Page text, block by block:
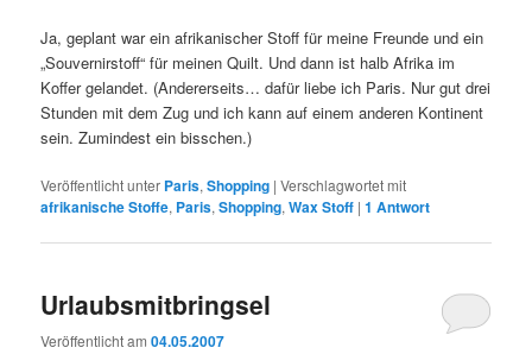
Ja, geplant war ein afrikanischer Stoff für meine Freunde und ein
„Souvernirstoff“ für meinen Quilt. Und dann ist halb Afrika im
Koffer gelandet. (Andererseits… dafür liebe ich Paris. Nur gut drei
Stunden mit dem Zug und ich kann auf einem anderen Kontinent
sein. Zumindest ein bisschen.)
Veröffentlicht unter Paris,Shopping |Verschlagwortet mit
afrikanische Stoffe, Paris,Shopping,Wax Stoff |1 Antwort
Urlaubsmitbringsel
Veröffentlicht am04.05.2007